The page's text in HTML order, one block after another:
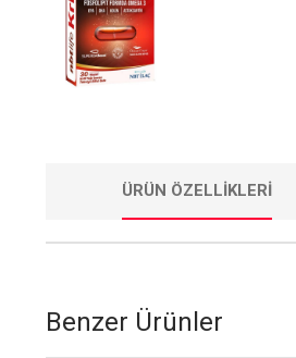
ÜRÜN ÖZELLIKLERI
Benzer Ürünler